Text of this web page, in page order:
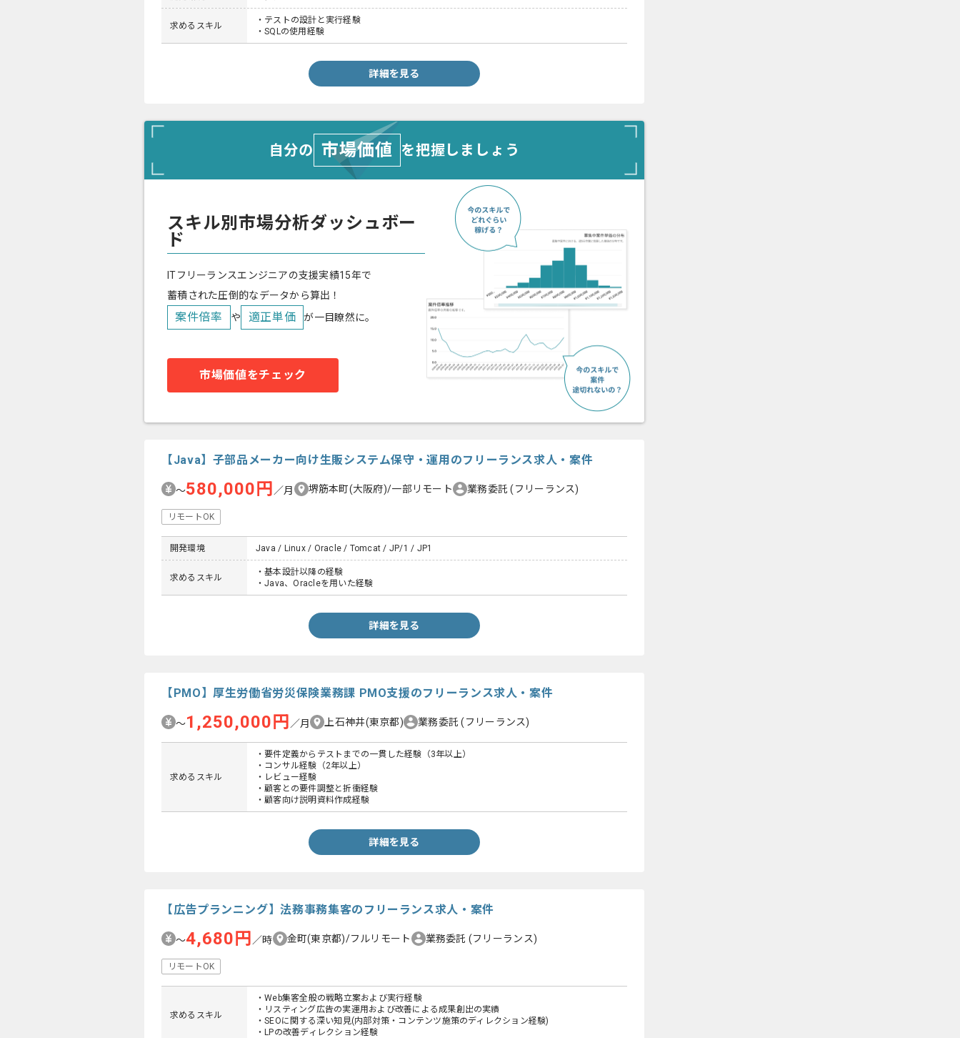
求めるスキル
・テストの設計と実行経験
・SQLの使用経験
詳細を見る
自分の 市場価値 を把握しましょう
スキル別市場分析ダッシュボー
ド
ITフリーランスエンジニアの支援実績15年で
蓄積された圧倒的なデータから算出！
案件倍率 や 適正単価 が一目瞭然に。
市場価値をチェック
【Java】子部品メーカー向け生販システム保守・運用のフリーランス求人・案件
〜580,000円 ／月 堺筋本町(大阪府)/一部リモート 業務委託(フリーランス)
リモートOK
開発環境 Java / Linux / Oracle / Tomcat / JP/1 / JP1
求めるスキル
・基本設計以降の経験
・Java、Oracleを用いた経験
詳細を見る
【PMO】厚生労働省労災保険業務課 PMO支援のフリーランス求人・案件
〜1,250,000円 ／月 上石神井(東京都) 業務委託(フリーランス)
求めるスキル
・要件定義からテストまでの一貫した経験（3年以上）
・コンサル経験（2年以上）
・レビュー経験
・顧客との要件調整と折衝経験
・顧客向け説明資料作成経験
詳細を見る
【広告プランニング】法務事務集客のフリーランス求人・案件
〜4,680円／時 金町(東京都)/フルリモート 業務委託 (フリーランス)
リモートOK
求めるスキル
・Web集客全般の戦略立案および実行経験
・リスティング広告の実運用および改善による成果創出の実績
・SEOに関する深い知見(内部対策・コンテンツ施策のディレクション経験)
・LPの改善ディレクション経験